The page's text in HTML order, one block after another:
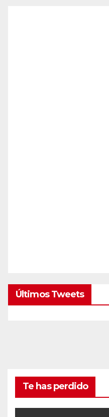
Últimos Tweets
Te has perdido